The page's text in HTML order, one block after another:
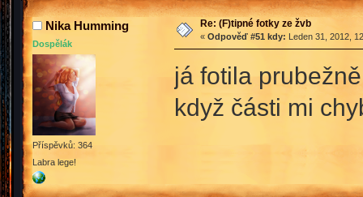
Nika Humming
Dospělák
Příspěvků: 364
Labra lege!
Re: (F)tipné fotky ze žvb
« Odpověď #51 kdy: Leden 31, 2012,
já fotila
když části mi